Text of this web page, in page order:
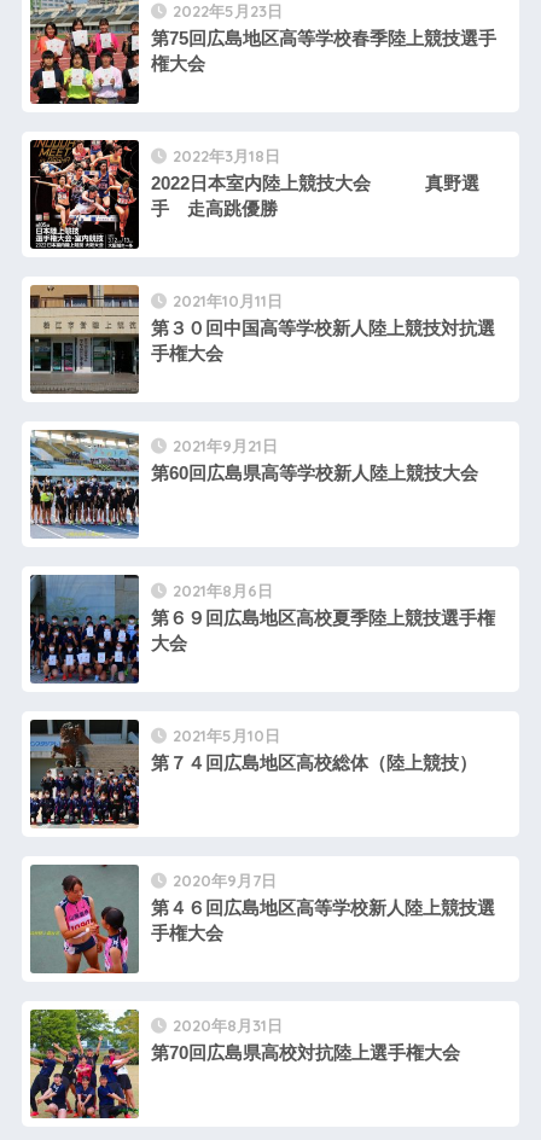
2022年5月23日
第75回広島地区高等学校春季陸上競技選手
権大会
2022年3月18日
2022日本室内陸上競技大会 真野選
手 走高跳優勝
2021年10月11日
第３０回中国高等学校新人陸上競技対抗選
手権大会
2021年9月21日
第60回広島県高等学校新人陸上競技大会
2021年8月6日
第６９回広島地区高校夏季陸上競技選手権
大会
2021年5月10日
第７４回広島地区高校総体（陸上競技）
2020年9月7日
第４６回広島地区高等学校新人陸上競技選
手権大会
2020年8月31日
第70回広島県高校対抗陸上選手権大会